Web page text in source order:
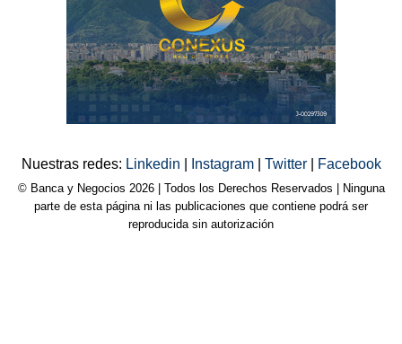
Nuestras redes: Linkedin Instagram Twitter Facebook
© Banca y Negocios 2026 | Todos los Derechos Reservados | Ninguna
parte de esta página ni las publicaciones que contiene podrá ser
reproducida sin autorización